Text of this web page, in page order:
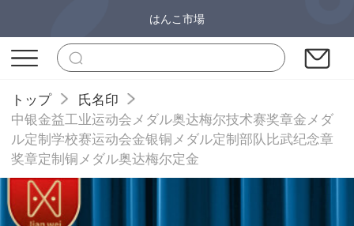
はんこ市場
トップ
氏名印
中银金益工业运动会メダル奥达梅尔技术赛奖章金メダ
ル定制学校赛运动会金银铜メダル定制部队比武纪念章
奖章定制铜メダル奥达梅尔定金